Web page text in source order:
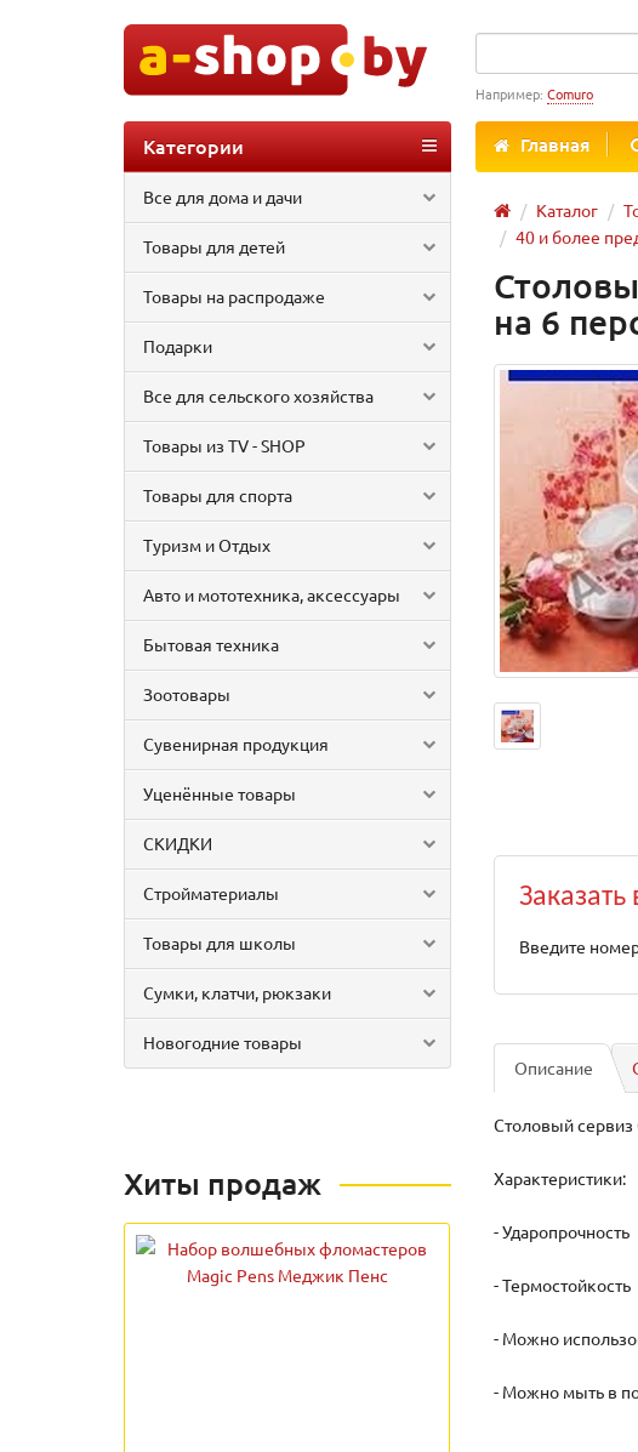
Например: Comuro
Главная
Категории
Все для дома и дачи
Товары для детей
Товары на распродаже
Подарки
Все для сельского хозяйства
Товары из TV - SHOP
Товары для спорта
Туризм и Отдых
Авто и мототехника, аксессуары
Бытовая техника
Зоотовары
Сувенирная продукция
Уценённые товары
СКИДКИ
Стройматериалы
Товары для школы
Сумки, клатчи, рюкзаки
Новогодние товары
Каталог
40 и более
Хиты продаж
на 6
Введите
Описание
Столовый сервиз
Характеристики:
- Ударопрочность
- Термостойкость
- Можно
- Можно мыть в